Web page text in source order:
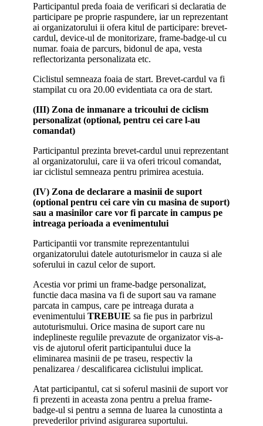
Participantul preda foaia de verificari si declaratia de
participare pe proprie raspundere, iar un reprezentant
ai organizatorului ii ofera kitul de participare: brevet-
cardul, device-ul de monitorizare, frame-badge-ul cu
numar. foaia de parcurs, bidonul de apa, vesta
reflectorizanta personalizata etc.
Ciclistul semneaza foaia de start. Brevet-cardul va fi
stampilat cu ora 20.00 evidentiata ca ora de start.
(III) Zona de inmanare a tricoului de ciclism
personalizat (optional, pentru cei care l-au
comandat)
Participantul prezinta brevet-cardul unui reprezentant
al organizatorului, care ii va oferi tricoul comandat,
iar ciclistul semneaza pentru primirea acestuia.
(IV) Zona de declarare a masinii de suport
(optional pentru cei care vin cu masina de suport)
sau a masinilor care vor fi parcate in campus pe
intreaga perioada a evenimentului
Participantii vor transmite reprezentantului
organizatorului datele autoturismelor in cauza si ale
soferului in cazul celor de suport.
Acestia vor primi un frame-badge personalizat,
functie daca masina va fi de suport sau va ramane
parcata in campus, care pe intreaga durata a
evenimentului TREBUIE sa fie pus in parbrizul
autoturismului. Orice masina de suport care nu
indeplineste regulile prevazute de organizator vis-a-
vis de ajutorul oferit participantului duce la
eliminarea masinii de pe traseu, respectiv la
penalizarea / descalificarea ciclistului implicat.
Atat participantul, cat si soferul masinii de suport vor
fi prezenti in aceasta zona pentru a prelua frame-
badge-ul si pentru a semna de luarea la cunostinta a
prevederilor privind asigurarea suportului.